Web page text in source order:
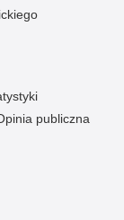
publiczna